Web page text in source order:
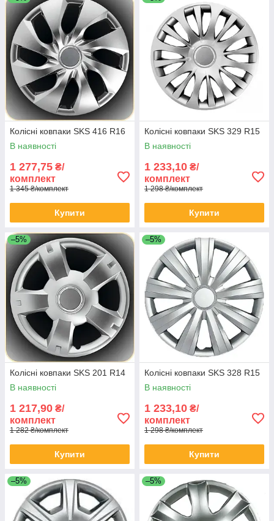
Колісні ковпаки SKS 416 R16
В наявності
1 277,75 ₴/
комплект
1 345 ₴/комплект
Купити
Колісні ковпаки SKS 329 R15
В наявності
1 233,10 ₴/
комплект
1 298 ₴/комплект
Купити
–5%
Колісні ковпаки SKS 201 R14
В наявності
1 217,90 ₴/
комплект
1 282 ₴/комплект
Купити
–5%
Колісні ковпаки SKS 328 R15
В наявності
1 233,10 ₴/
комплект
1 298 ₴/комплект
Купити
–5% –5%